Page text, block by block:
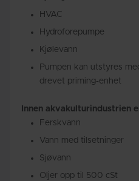
HVAC
Hydroforepumpe
Kjølevann
Pumpen kan utstyres
drevet priming-enhet
Innen akvakulturindustrien
Ferskvann
Vann med tilsetninger
Sjøvann
Oljer opp til 500 cSt